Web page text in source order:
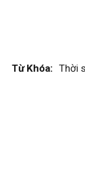
Từ Khóa: Thời